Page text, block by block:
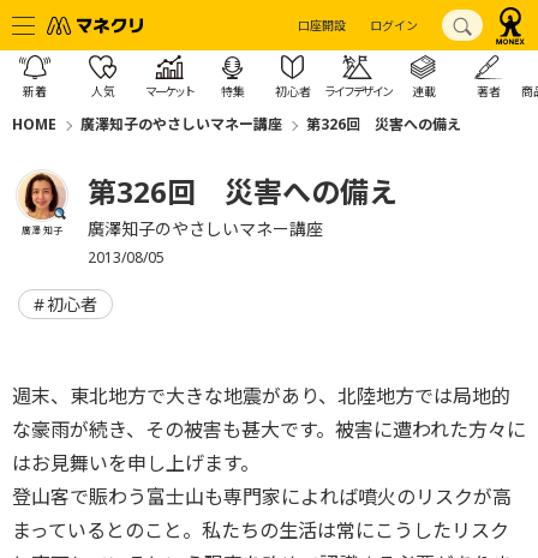
口座開設 ログイン
新着 人気 マーケット 特集 初心者 ライフデザイン 連載 著者 商
HOME 廣澤知子のやさしいマネー講座 第326回 災害への備え
廣澤 知子
第326回 災害への備え
廣澤知子のやさしいマネー講座
2013/08/05
初心者
週末、東北地方で大きな地震があり、北陸地方では局地的
な豪雨が続き、その被害も甚大です。被害に遭われた方々に
はお見舞いを申し上げます。
登山客で賑わう富士山も専門家によれば噴火のリスクが高
まっているとのこと。私たちの生活は常にこうしたリスク